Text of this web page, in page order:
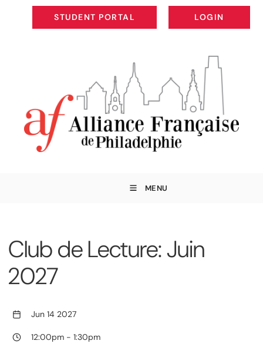
STUDENT PORTAL
STUDENT PORTAL
LOGIN
LOGIN
MENU
Club de Lecture: Juin
2027
Jun 14 2027
12:00pm - 1:30pm